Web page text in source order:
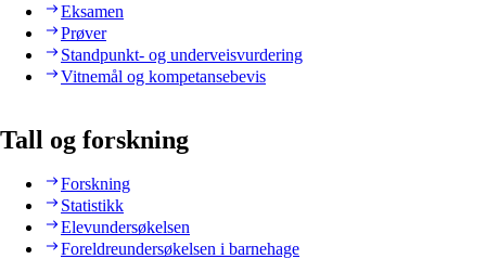
Eksamen
Prøver
Standpunkt- og underveisvurdering
Vitnemål og kompetansebevis
Tall og forskning
Forskning
Statistikk
Elevundersøkelsen
Foreldreundersøkelsen i barnehage